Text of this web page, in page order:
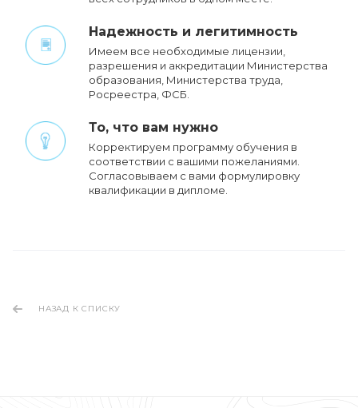
Надежность и легитимность
Имеем все необходимые лицензии,
разрешения и аккредитации Министерства
образования, Министерства труда,
Росреестра, ФСБ.
То, что вам нужно
Корректируем программу обучения в
соответствии с вашими пожеланиями.
Cогласовываем с вами формулировку
квалификации в дипломе.
НАЗАД К СПИСКУ